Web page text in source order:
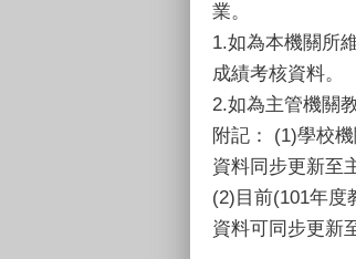
業。
1.如為本機關所
成績考核資料。
2.如為主管機關
附記： (1)學校
資料同步更新至
(2)目前(101年度
資料可同步更新